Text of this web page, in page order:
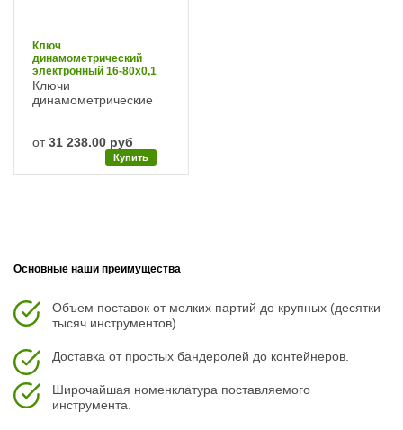
Ключ
динамометрический
электронный 16-80х0,1
Нм Fervi
Ключи
динамометрические
от31 238.00 руб
Купить
Основные наши преимущества
Объем поставок от мелких партий до крупных (десятки
тысяч инструментов).
Доставка от простых бандеролей до контейнеров.
Широчайшая номенклатура поставляемого
инструмента.